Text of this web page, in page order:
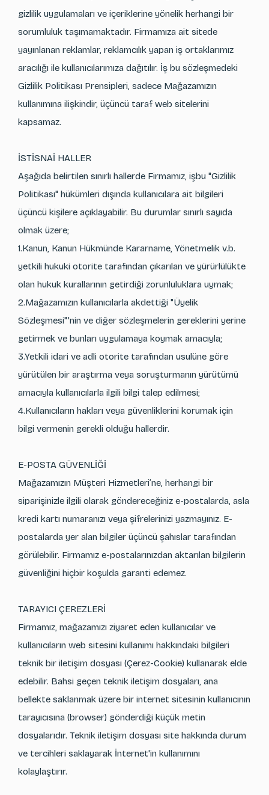
gizlilik uygulamaları ve içeriklerine yönelik herhangi bir
sorumluluk taşımamaktadır. Firmamıza ait sitede
yayınlanan reklamlar, reklamcılık yapan iş ortaklarımız
aracılığı ile kullanıcılarımıza dağıtılır. İş bu sözleşmedeki
Gizlilik Politikası Prensipleri, sadece Mağazamızın
kullanımına ilişkindir, üçüncü taraf web sitelerini
kapsamaz.
İSTİSNAİ HALLER
Aşağıda belirtilen sınırlı hallerde Firmamız, işbu "Gizlilik
Politikası" hükümleri dışında kullanıcılara ait bilgileri
üçüncü kişilere açıklayabilir. Bu durumlar sınırlı sayıda
olmak üzere;
1.Kanun, Kanun Hükmünde Kararname, Yönetmelik v.b.
yetkili hukuki otorite tarafından çıkarılan ve yürürlülükte
olan hukuk kurallarının getirdiği zorunluluklara uymak;
2.Mağazamızın kullanıcılarla akdettiği "Üyelik
Sözleşmesi"'nin ve diğer sözleşmelerin gereklerini yerine
getirmek ve bunları uygulamaya koymak amacıyla;
3.Yetkili idari ve adli otorite tarafından usulüne göre
yürütülen bir araştırma veya soruşturmanın yürütümü
amacıyla kullanıcılarla ilgili bilgi talep edilmesi;
4.Kullanıcıların hakları veya güvenliklerini korumak için
bilgi vermenin gerekli olduğu hallerdir.
E-POSTA GÜVENLİĞİ
Mağazamızın Müşteri Hizmetleri’ne, herhangi bir
siparişinizle ilgili olarak göndereceğiniz e-postalarda, asla
kredi kartı numaranızı veya şifrelerinizi yazmayınız. E-
postalarda yer alan bilgiler üçüncü şahıslar tarafından
görülebilir. Firmamız e-postalarınızdan aktarılan bilgilerin
güvenliğini hiçbir koşulda garanti edemez.
TARAYICI ÇEREZLERİ
Firmamız, mağazamızı ziyaret eden kullanıcılar ve
kullanıcıların web sitesini kullanımı hakkındaki bilgileri
teknik bir iletişim dosyası (Çerez-Cookie) kullanarak elde
edebilir. Bahsi geçen teknik iletişim dosyaları, ana
bellekte saklanmak üzere bir internet sitesinin kullanıcının
tarayıcısına (browser) gönderdiği küçük metin
dosyalarıdır. Teknik iletişim dosyası site hakkında durum
ve tercihleri saklayarak İnternet'in kullanımını
kolaylaştırır.